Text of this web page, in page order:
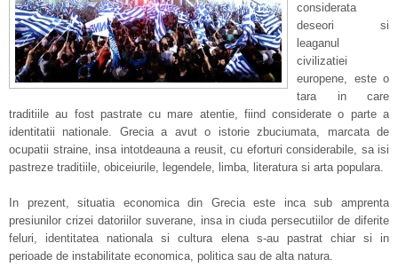
considerata
deseori si
leaganul
civilizatiei
europene, este o
tara in care
traditiile au fost pastrate cu mare atentie, fiind considerate o parte a
identitatii nationale. Grecia a avut o istorie zbuciumata, marcata de
ocupatii straine, insa intotdeauna a reusit, cu eforturi considerabile, sa isi
pastreze traditiile, obiceiurile, legendele, limba, literatura si arta populara.
In prezent, situatia economica din Grecia este inca sub amprenta
presiunilor crizei datoriilor suverane, insa in ciuda persecutiilor de diferite
feluri, identitatea nationala si cultura elena s-au pastrat chiar si in
perioade de instabilitate economica, politica sau de alta natura.